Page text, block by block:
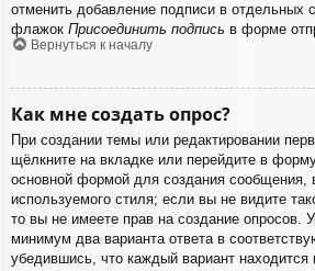
отменить добавление подписи в отдельных
флажок Присоединить подпись в форме
Вернуться к началу
Как мне создать опрос?
При создании темы или редактировании
щёлкните на вкладке или перейдите в
основной формой для создания сообщения,
используемого стиля; если вы не видите
то вы не имеете прав на создание опросов.
минимум два варианта ответа в
убедившись, что каждый вариант находится